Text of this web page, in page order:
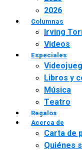
2026
Columnas
Irving
Videos
Especiales
Libros y
Música
Teatro
Regalos
Acerca de
Carta de
Quiénes